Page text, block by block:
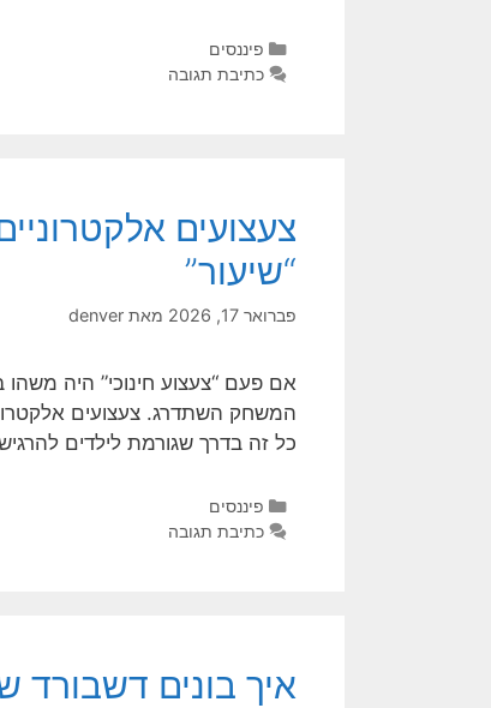
פיננסים
כתיבת תגובה
צעצועים
“שיעור”
פברואר 17, 2026 מאת denver
אם פעם “צעצוע חינוכי” היה
המשחק השתדרג. צעצועים
כל זה בדרך שגורמת לילדים
פיננסים
כתיבת תגובה
איך בונים דשבורד